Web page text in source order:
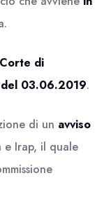
Corte di
del 03.06.2019.
di un avviso
e Irap, il quale